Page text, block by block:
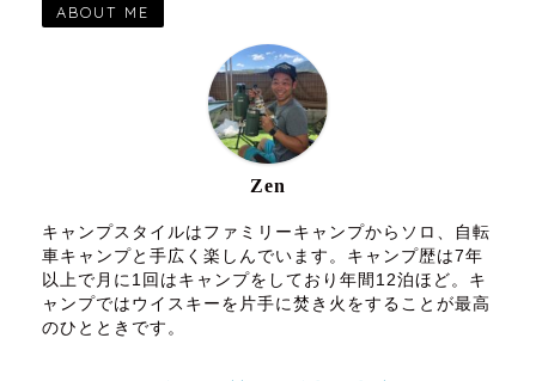
ABOUT ME
Zen
キャンプスタイルはファミリーキャンプからソロ、自転
車キャンプと手広く楽しんでいます。キャンプ歴は7年
以上で月に1回はキャンプをしており年間12泊ほど。キ
ャンプではウイスキーを片手に焚き火をすることが最高
のひとときです。